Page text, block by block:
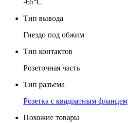
Тип вывода
Гнездо под обжим
Тип контактов
Розеточная часть
Тип разъема
Розетка с квадратным фланцем
Похожие товары